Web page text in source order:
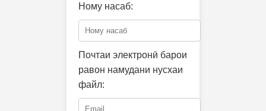
Ному насаб:
Почтаи электронӣ барои
равон намудани нусхаи
файл: